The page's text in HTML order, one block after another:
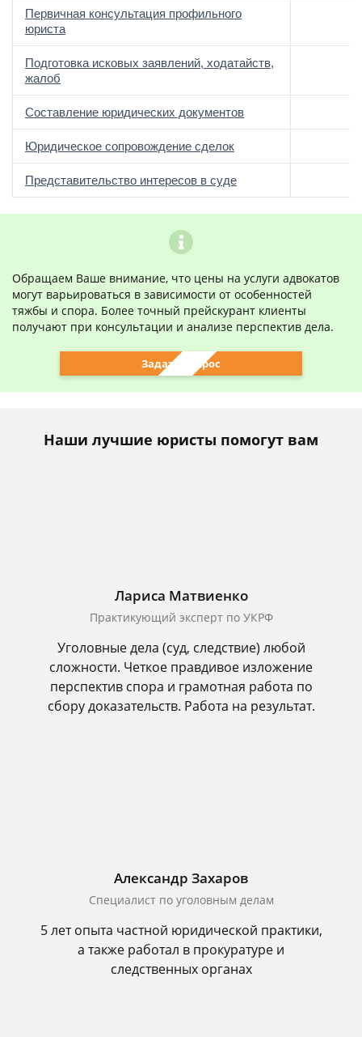
Первичная консультация профильного
юриста
Подготовка исковых заявлений, ходатайств,
жалоб
Составление юридических документов
Юридическое сопровождение сделок
Представительство интересов в суде
Обращаем Ваше внимание, что цены на услуги адвокатов
могут варьироваться в зависимости от особенностей
тяжбы и спора. Более точный прейскурант клиенты
получают при консультации и анализе перспектив дела.
Задать вопрос
Наши лучшие юристы помогут вам
Лариса Матвиенко
Практикующий эксперт по УКРФ
Уголовные дела (суд, следствие) любой
сложности. Четкое правдивое изложение
перспектив спора и грамотная работа по
сбору доказательств. Работа на результат.
Александр Захаров
Специалист по уголовным делам
5 лет опыта частной юридической практики,
а также работал в прокуратуре и
следственных органах